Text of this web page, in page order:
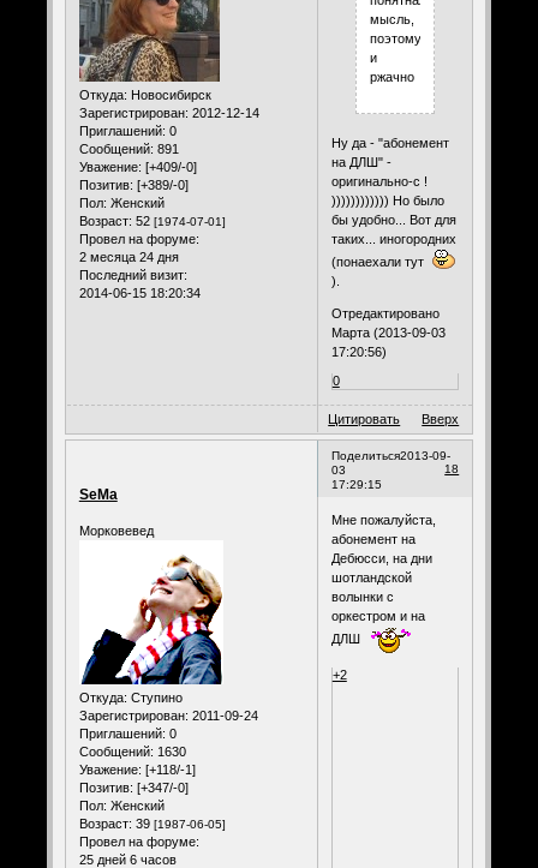
Откуда: Новосибирск
Зарегистрирован: 2012-12-14
Приглашений: 0
Сообщений: 891
Уважение: [+409/-0]
Позитив: [+389/-0]
Пол: Женский
Возраст: 52 [1974-07-01]
Провел на форуме:
2 месяца 24 дня
Последний визит:
2014-06-15 18:20:34
мысль,
поэтому
и
ржачно
Ну да - "абонемент
на ДЛШ" -
оригинально-с !
)))))))))))) Но было
бы удобно... Вот для
таких... иногородних
(понаехали тут
).
Отредактировано
Марта (2013-09-03
17:20:56)
0
Цитировать Вверх
Поделиться
18
2013-09-
03
17:29:15
SeMa
Морковевед
Откуда: Ступино
Зарегистрирован: 2011-09-24
Приглашений: 0
Сообщений: 1630
Уважение: [+118/-1]
Позитив: [+347/-0]
Пол: Женский
Возраст: 39 [1987-06-05]
Провел на форуме:
25 дней 6 часов
Мне пожалуйста,
абонемент на
Дебюсси, на дни
шотландской
волынки с
оркестром и на
ДЛШ
+2